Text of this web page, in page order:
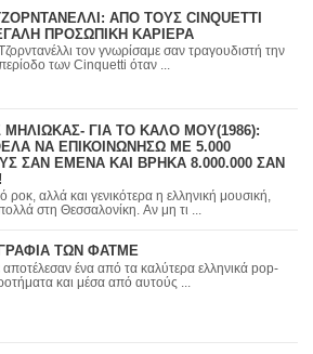
ΑΠΟ ΤΟΥΣ CINQUETTI
ΠΡΟΣΩΠΙΚΗ ΚΑΡΙΕΡΑ
σαν τραγουδιστή την
των Cinquetti όταν ...
ΜΗΛΙΩΚΑΣ- ΓΙΑ ΤΟ ΚΑΛΟ ΜΟΥ(1986):
ΝΑ ΕΠΙΚΟΙΝΩΝΗΣΩ ΜΕ 5.000
ΚΑΙ ΒΡΗΚΑ 8.000.000 ΣΑΝ
ροκ, αλλά και γενικότερα η ελληνική μουσική,
στη Θεσσαλονίκη. Αν μη τι ...
ΤΩΝ ΦΑΤΜΕ
ένα από τα καλύτερα ελληνικά pop-
και μέσα από αυτούς ...